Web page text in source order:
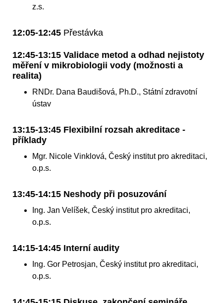
z.s.
12:05-12:45 Přestávka
12:45-13:15 Validace metod a odhad nejistoty
měření v mikrobiologii vody (možnosti a
realita)
RNDr. Dana Baudišová, Ph.D., Státní zdravotní
ústav
13:15-13:45 Flexibilní rozsah akreditace -
příklady
Mgr. Nicole Vinklová, Český institut pro akreditaci,
o.p.s.
13:45-14:15 Neshody při posuzování
Ing. Jan Velíšek, Český institut pro akreditaci,
o.p.s.
14:15-14:45 Interní audity
Ing. Gor Petrosjan, Český institut pro akreditaci,
o.p.s.